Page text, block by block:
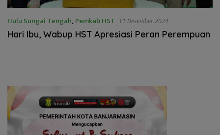
Hulu Sungai Tengah, Pemkab HST 11 Desember 2024
Hari Ibu, Wabup HST Apresiasi Peran Perempuan